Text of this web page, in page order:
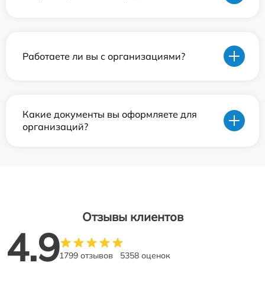
Работаете ли вы с организациями?
Какие документы вы оформляете для
организаций?
Отзывы клиентов
4.91799 отзывов 5358 оценок